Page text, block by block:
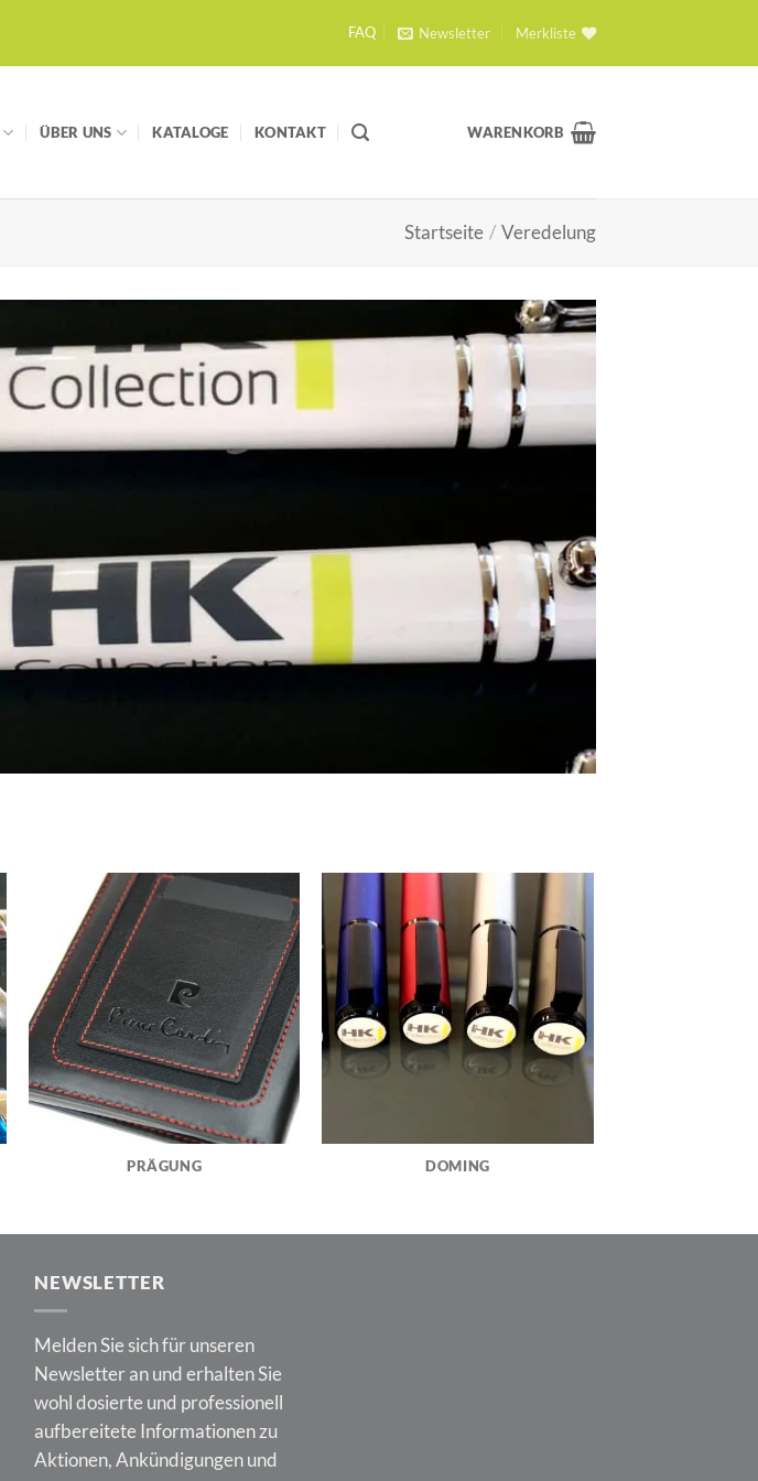
FAQ Newsletter Merkliste
ÜBER UNS KATALOGE KONTAKT WARENKORB
Startseite / Veredelung
PRÄGUNG DOMING
NEWSLETTER
Melden Sie sich für unseren
Newsletter an und erhalten Sie
wohl dosierte und professionell
aufbereitete Informationen zu
Aktionen, Ankündigungen und